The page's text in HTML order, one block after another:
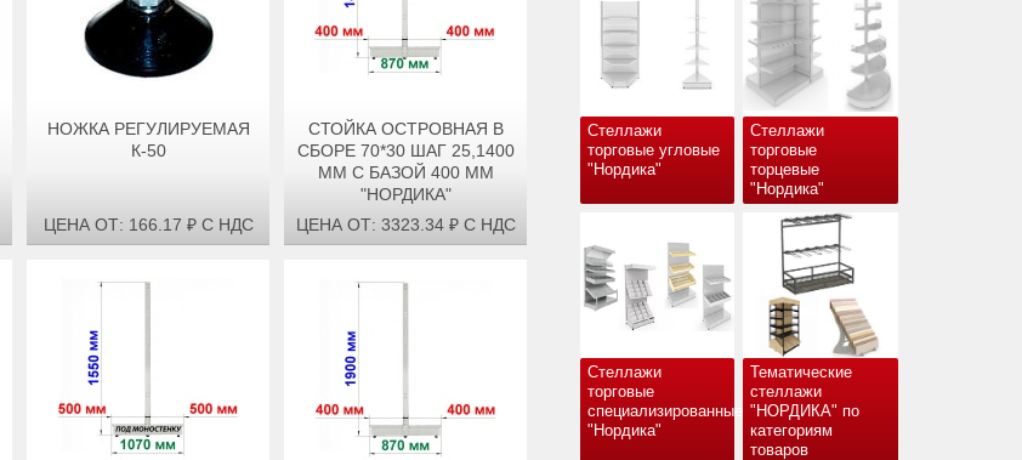
Стеллажи
торговые угловые
"Нордика"
Стеллажи
торговые
торцевые
"Нордика"
Стеллажи
торговые
специализированные
"Нордика"
Тематические
стеллажи
"НОРДИКА" по
категориям
товаров
НОЖКА РЕГУЛИРУЕМАЯ
К-50
ЦЕНА ОТ: 166.17 ₽ С НДС
СТОЙКА ОСТРОВНАЯ В
СБОРЕ 70*30 ШАГ 25,1400
ММ С БАЗОЙ 400 ММ
"НОРДИКА"
ЦЕНА ОТ: 3323.34 ₽ С НДС